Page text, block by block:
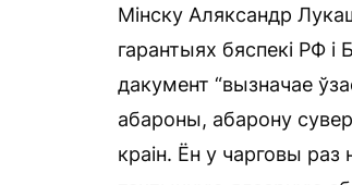
Мінску Аляксандр
гарантыях бяспекі РФ і
дакумент “вызначае
абароны, абарону
краін. Ён у чарговы раз